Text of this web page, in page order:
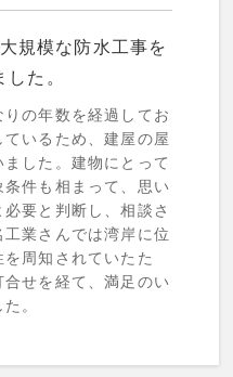
規模な防水工事を
た。
の年数を経過してお
いるため、建屋の屋
した。建物にとって
件も相まって、思い
要と判断し、相談さ
業さんでは湾岸に位
周知されていたた
せを経て、満足のい
。